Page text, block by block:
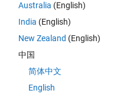
Informations
Australia (English)
India (English)
New Zealand (English)
中国
简体中文
English